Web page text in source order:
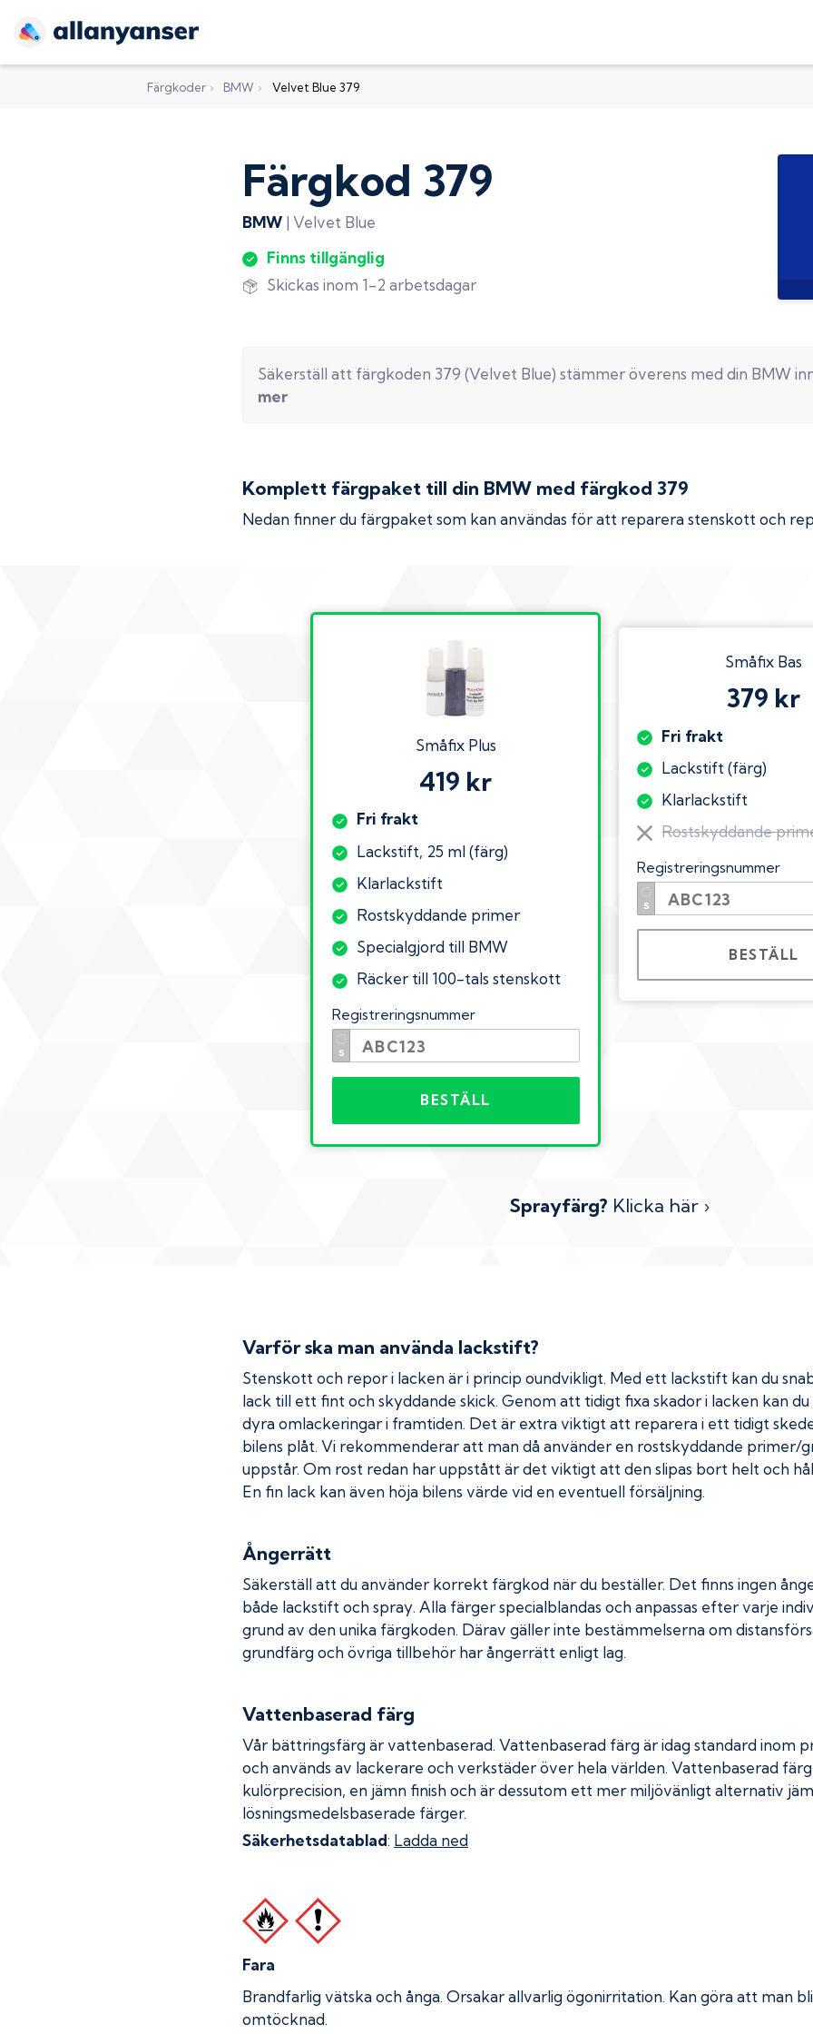
Färgkoder › BMW › Velvet Blue 379
Färgkod 379
BMW | Velvet Blue
Finns tillgänglig
Skickas inom 1-2 arbetsdagar
Säkerställ att färgkoden 379 (Velvet Blue) stämmer överens med din BMW
mer
Komplett färgpaket till din BMW med färgkod 379
Nedan finner du färgpaket som kan användas för att reparera stenskott och
Småfix Plus
419 kr
Fri frakt
Lackstift, 25 ml (färg)
Klarlackstift
Rostskyddande primer
Specialgjord till BMW
Räcker till 100-tals stenskott
Registreringsnummer
BESTÄLL
Småfix Bas
379 kr
Fri frakt
Lackstift (färg)
Klarlackstift
Rostskyddande
Registreringsnummer
BESTÄLL
Sprayfärg? Klicka här ›
Varför ska man använda lackstift?
Stenskott och repor i lacken är i princip oundvikligt. Med ett lackstift kan du
lack till ett fint och skyddande skick. Genom att tidigt fixa skador i lacken kan
dyra omlackeringar i framtiden. Det är extra viktigt att reparera i ett tidigt
bilens plåt. Vi rekommenderar att man då använder en rostskyddande primer/
uppstår. Om rost redan har uppstått är det viktigt att den slipas bort helt och
En fin lack kan även höja bilens värde vid en eventuell försäljning.
Ångerrätt
Säkerställ att du använder korrekt färgkod när du beställer. Det finns ingen
både lackstift och spray. Alla färger specialblandas och anpassas efter varje
grund av den unika färgkoden. Därav gäller inte bestämmelserna om
grundfärg och övriga tillbehör har ångerrätt enligt lag.
Vattenbaserad färg
Vår bättringsfärg är vattenbaserad. Vattenbaserad färg är idag standard inom
och används av lackerare och verkstäder över hela världen. Vattenbaserad
kulörprecision, en jämn finish och är dessutom ett mer miljövänligt alternativ
lösningsmedelsbaserade färger.
Säkerhetsdatablad: Ladda ned
Fara
Brandfarlig vätska och ånga. Orsakar allvarlig ögonirritation. Kan göra att man
omtöcknad.